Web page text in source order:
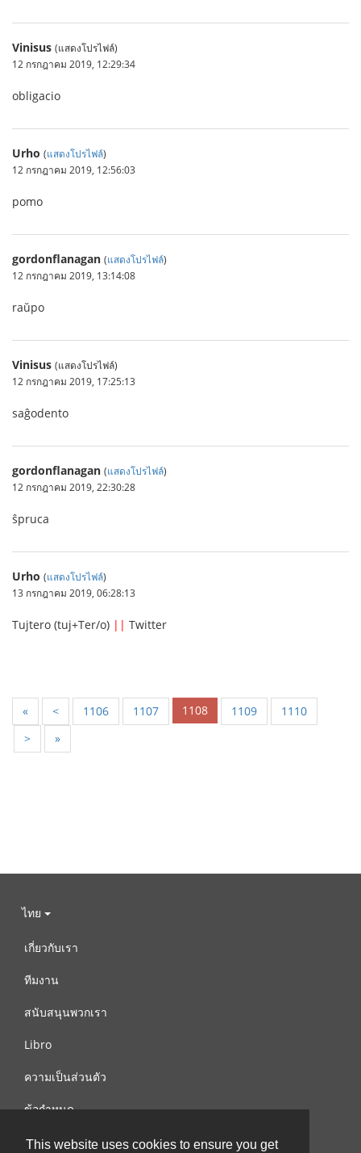
This website uses cookies to ensure you get
Vinisus (แสดงโปรไฟล์)
12 กรกฎาคม 2019, 12:29:34
obligacio
Urho (แสดงโปรไฟล์)
12 กรกฎาคม 2019, 12:56:03
pomo
gordonflanagan (แสดงโปรไฟล์)
12 กรกฎาคม 2019, 13:14:08
raŭpo
Vinisus (แสดงโปรไฟล์)
12 กรกฎาคม 2019, 17:25:13
saĝodento
gordonflanagan (แสดงโปรไฟล์)
12 กรกฎาคม 2019, 22:30:28
ŝpruca
Urho (แสดงโปรไฟล์)
13 กรกฎาคม 2019, 06:28:13
Tujtero (tuj+Ter/o) || Twitter
« < 1106 1107 1108 1109
1110
>
»
ไทย
เกี่ยวกับเรา
ทีมงาน
สนับสนุนพวกเรา
Libro
ความเป็นส่วนตัว
ข้อกำหนด
ติดต่อเรา